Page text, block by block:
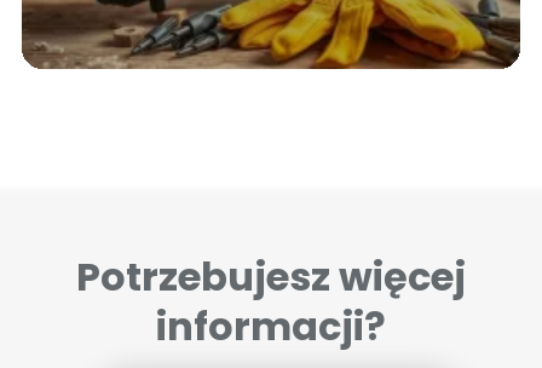
Potrzebujesz więcej
informacji?